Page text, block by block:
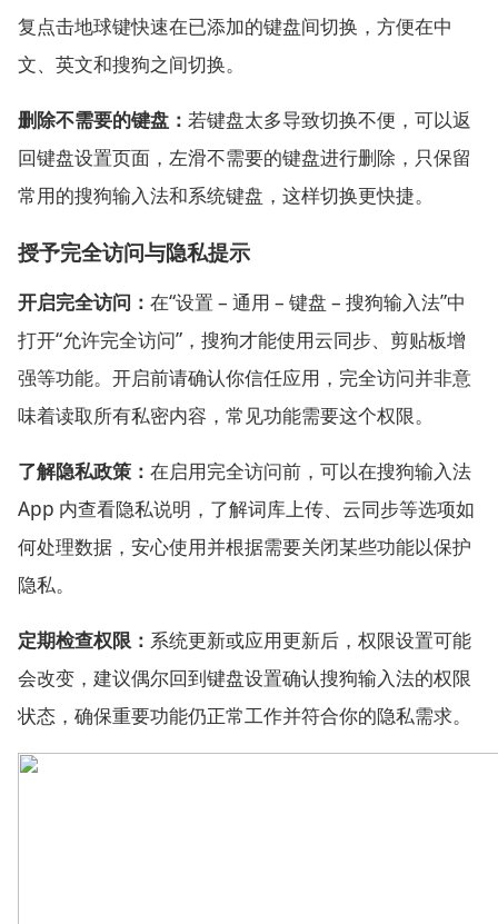
复点击地球键快速在已添加的键盘间切换，方便在中
文、英文和搜狗之间切换。
删除不需要的键盘： 若键盘太多导致切换不便，可以返
回键盘设置页面，左滑不需要的键盘进行删除，只保留
常用的搜狗输入法和系统键盘，这样切换更快捷。
授予完全访问与隐私提示
开启完全访问： 在“设置 – 通用 – 键盘 – 搜狗输入法”中
打开“允许完全访问”，搜狗才能使用云同步、剪贴板增
强等功能。开启前请确认你信任应用，完全访问并非意
味着读取所有私密内容，常见功能需要这个权限。
了解隐私政策： 在启用完全访问前，可以在搜狗输入法
App 内查看隐私说明，了解词库上传、云同步等选项如
何处理数据，安心使用并根据需要关闭某些功能以保护
隐私。
定期检查权限： 系统更新或应用更新后，权限设置可能
会改变，建议偶尔回到键盘设置确认搜狗输入法的权限
状态，确保重要功能仍正常工作并符合你的隐私需求。